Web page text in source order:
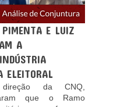
PIMENTA E LUIZ
A
ELEITORAL
da CNQ,
que o Ramo